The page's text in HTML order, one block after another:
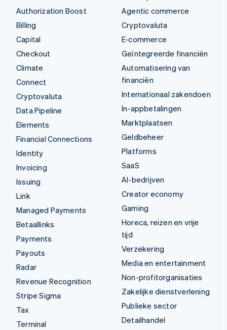
Authorization Boost
Billing
Capital
Checkout
Climate
Connect
Cryptovaluta
Data Pipeline
Elements
Financial Connections
Identity
Invoicing
Issuing
Link
Managed Payments
Betaallinks
Payments
Payouts
Radar
Revenue Recognition
Stripe Sigma
Tax
Terminal
Agentic commerce
Cryptovaluta
E-commerce
Geïntegreerde financiën
Automatisering van
financiën
Internationaal zakendoen
In-appbetalingen
Marktplaatsen
Geldbeheer
Platforms
SaaS
AI-bedrijven
Creator economy
Gaming
Horeca, reizen en vrije
tijd
Verzekering
Media en entertainment
Non-profitorganisaties
Zakelijke dienstverlening
Publieke sector
Detailhandel